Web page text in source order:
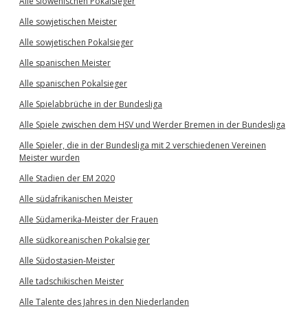
Alle sowjetischen Meister
Alle sowjetischen Pokalsieger
Alle spanischen Meister
Alle spanischen Pokalsieger
Alle Spielabbrüche in der Bundesliga
Alle Spiele zwischen dem HSV und Werder Bremen in der Bundesliga
Alle Spieler, die in der Bundesliga mit 2 verschiedenen Vereinen
Meister wurden
Alle Stadien der EM 2020
Alle südafrikanischen Meister
Alle Südamerika-Meister der Frauen
Alle südkoreanischen Pokalsieger
Alle Südostasien-Meister
Alle tadschikischen Meister
Alle Talente des Jahres in den Niederlanden